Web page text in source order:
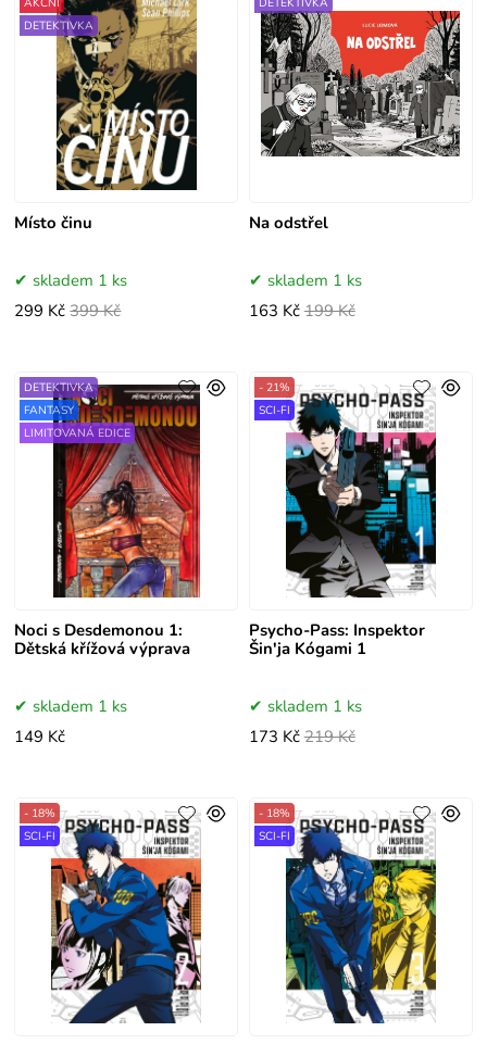
Místo činu
DETEKTIVKA
skladem 1 ks
299 Kč 399 Kč
Na odstřel
skladem 1 ks
163 Kč 199 Kč
Noci s Desdemonou 1:
Dětská křížová výprava
DETEKTIVKA
FANTASY
LIMITOVANÁ EDICE
skladem 1 ks
149 Kč
Psycho-Pass: Inspektor
Šin'ja Kógami 1
- 21%
SCI-FI
skladem 1 ks
173 Kč 219 Kč
- 18%
SCI-FI
- 18%
SCI-FI